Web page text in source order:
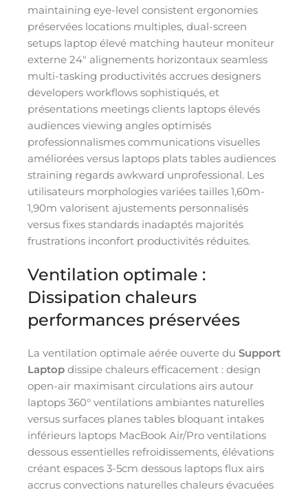
maintaining eye-level consistent ergonomies
préservées locations multiples, dual-screen
setups laptop élevé matching hauteur moniteur
externe 24″ alignements horizontaux seamless
multi-tasking productivités accrues designers
developers workflows sophistiqués, et
présentations meetings clients laptops élevés
audiences viewing angles optimisés
professionnalismes communications visuelles
améliorées versus laptops plats tables audiences
straining regards awkward unprofessional. Les
utilisateurs morphologies variées tailles 1,60m-
1,90m valorisent ajustements personnalisés
versus fixes standards inadaptés majorités
frustrations inconfort productivités réduites.
Ventilation optimale :
Dissipation chaleurs
performances préservées
La ventilation optimale aérée ouverte du Support
Laptop dissipe chaleurs efficacement : design
open-air maximisant circulations airs autour
laptops 360° ventilations ambiantes naturelles
versus surfaces planes tables bloquant intakes
inférieurs laptops MacBook Air/Pro ventilations
dessous essentielles refroidissements, élévations
créant espaces 3-5cm dessous laptops flux airs
accrus convections naturelles chaleurs évacuées